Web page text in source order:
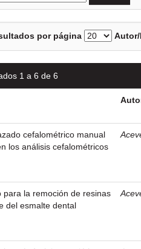
por página
1 a 6 de 6
cefalométrico manual
los análisis cefalométricos
para la remoción de resinas
del esmalte dental